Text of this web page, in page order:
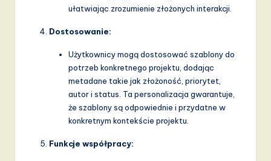
ułatwiając zrozumienie złożonych interakcji.
Dostosowanie:
Użytkownicy mogą dostosować szablony do
potrzeb konkretnego projektu, dodając
metadane takie jak złożoność, priorytet,
autor i status. Ta personalizacja gwarantuje,
że szablony są odpowiednie i przydatne w
konkretnym kontekście projektu.
Funkcje współpracy: